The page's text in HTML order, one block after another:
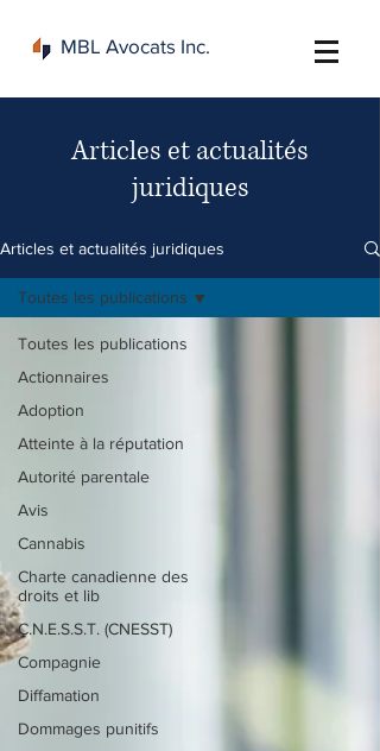
MBL Avocats Inc.
Articles et actualités
juridiques
Articles et actualités juridiques
Toutes les publications
Actionnaires
Adoption
Atteinte à la réputation
Autorité parentale
Avis
Cannabis
Charte canadienne des
droits et lib
C.N.E.S.S.T. (CNESST)
Compagnie
Diffamation
Dommages punitifs
Toutes les publications